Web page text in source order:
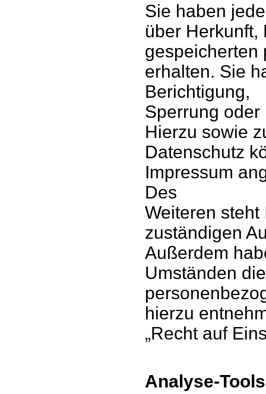
Sie haben
über Herkunft,
gespeicherten
erhalten. Sie
Berichtigung,
Sperrung
Hierzu sowie
Datenschutz
Impressum
Des
Weiteren
zuständigen
Außerdem
Umständen
hierzu
„Recht auf
Analyse-